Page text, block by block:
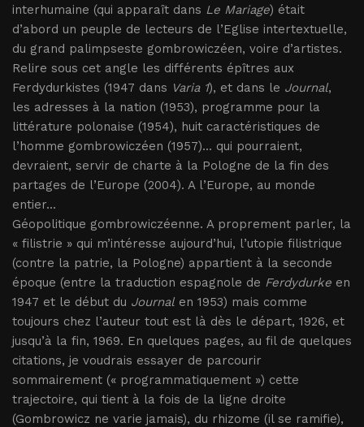
interhumaine (qui apparaît dans Le Mariage) était
d’abord un peuple de lecteurs de l’Eglise intertextuelle,
du grand palimpseste gombrowiczéen, voire d’artistes.
Relire sous cet angle les différents épîtres aux
Ferdydurkistes (1947 dans Varia 1), et dans le Journal,
les adresses à la nation (1953), programme pour la
littérature polonaise (1954), huit caractéristiques de
l’homme gombrowiczéen (1957)... qui pourraient,
devraient, servir de charte à la Pologne de la fin des
partages de l’Europe (2004). A l’Europe, au monde
entier...
Géopolitique gombrowiczéenne. A proprement parler, la
« filistrie » qui m’intéresse aujourd’hui, l’utopie filistrique
(contre la patrie, la Pologne) appartient à la seconde
époque (entre la traduction espagnole de Ferdydurke en
1947 et le début du Journal en 1953) mais comme
toujours chez l’auteur tout est là dès le départ, 1926, et
jusqu’à la fin, 1969. En quelques pages, au fil de quelques
citations, je voudrais essayer de parcourir
sommairement (« programmatiquement ») cette
trajectoire, qui tient à la fois de la ligne droite
(Gombrowicz ne varie jamais), du rhizome (il se ramifie),